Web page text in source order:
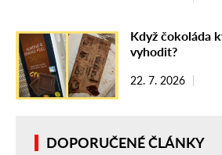
Když čokoláda
vyhodit?
22. 7. 2026
DOPORUČENÉ ČLÁNKY